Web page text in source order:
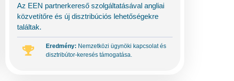
Az EEN partnerkereső szolgáltatásával angliai
közvetítőre és új disztribúciós lehetőségekre
találtak.
Eredmény: Nemzetközi ügynöki kapcsolat és
disztribútor-keresés támogatása.